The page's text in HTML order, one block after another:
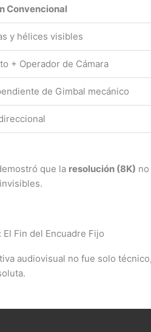
Convencional
y hélices visibles
+ Operador de Cámara
de Gimbal mecánico
que la resolución (8K)
Fin del Encuadre Fijo
audiovisual no fue solo